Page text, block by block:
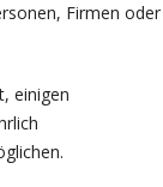
Firmen oder
einigen